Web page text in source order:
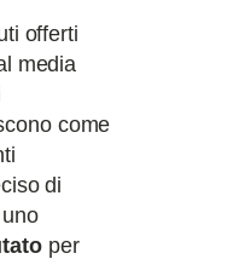
offerti
media
come
di
per